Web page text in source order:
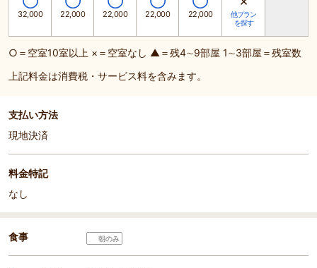
32,000 22,000 22,000 22,000 22,000
他プラン
を探す
○＝空室10室以上 ×＝空室なし ▲＝残4∼9部屋 1∼3部屋＝残室数
上記料金は消費税・サービス料を含みます。
支払い方法
現地決済
料金特記
なし
食事 朝のみ